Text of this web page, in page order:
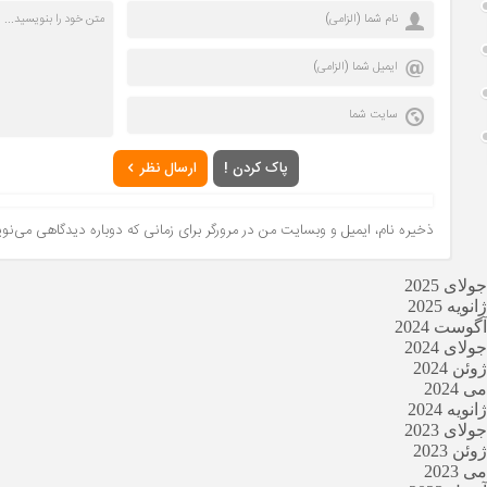
ارسال نظر پاک کردن !
ذخیره نام، ایمیل و وبسایت من در مرورگر برای زمانی که دوباره دیدگاهی
جولای 2025
ژانویه 2025
آگوست 2024
جولای 2024
ژوئن 2024
می 2024
ژانویه 2024
جولای 2023
ژوئن 2023
می 2023